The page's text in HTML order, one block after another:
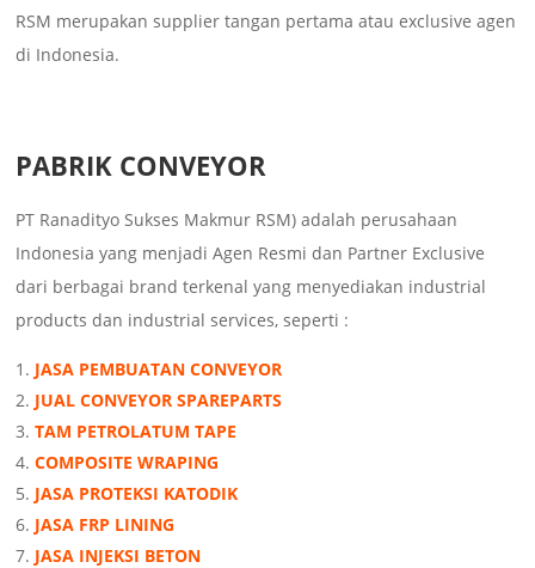
RSM merupakan supplier tangan pertama atau exclusive agen
di Indonesia.
PABRIK CONVEYOR
PT Ranadityo Sukses Makmur RSM) adalah perusahaan
Indonesia yang menjadi Agen Resmi dan Partner Exclusive
dari berbagai brand terkenal yang menyediakan industrial
products dan industrial services, seperti :
JASA PEMBUATAN CONVEYOR
JUAL CONVEYOR SPAREPARTS
TAM PETROLATUM TAPE
COMPOSITE WRAPING
JASA PROTEKSI KATODIK
JASA FRP LINING
JASA INJEKSI BETON